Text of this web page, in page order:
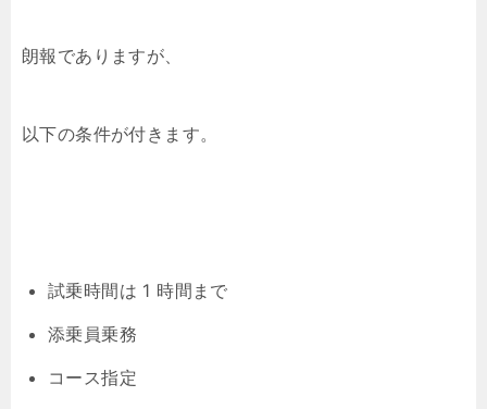
朗報でありますが、
以下の条件が付きます。
試乗時間は 1 時間まで
添乗員乗務
コース指定